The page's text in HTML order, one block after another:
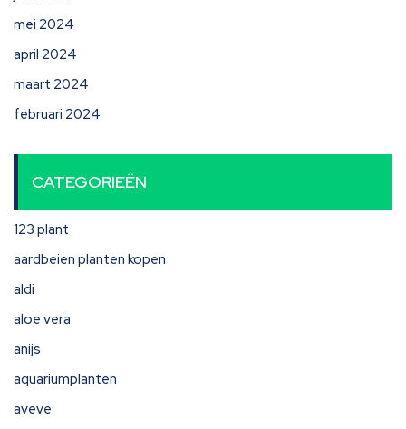
mei 2024
april 2024
maart 2024
februari 2024
CATEGORIEËN
123 plant
aardbeien planten kopen
aldi
aloe vera
anijs
aquariumplanten
aveve